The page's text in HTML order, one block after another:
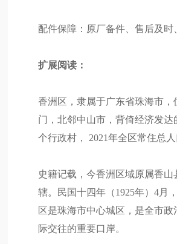
配件保障：原厂备件、售后及
扩展阅读：
香洲区，隶属于广东省珠海市
门，北邻中山市，背倚经济发达
个行政村， 2021年全区常住总人
史籍记载，今香洲区域原属香
辖。民国十四年（1925年）4月
区是珠海市中心城区，是全市
际交往的重要口岸。